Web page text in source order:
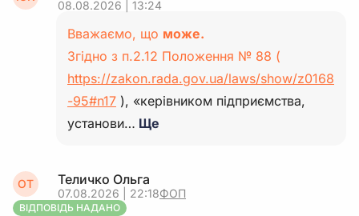
08.08.2026 | 13:24
Вважаємо, що може.
Згідно з п.2.12 Положення № 88 (
https://zakon.rada.gov.ua/laws/show/z0168
-95#n17 ), «керівником підприємства,
установи… Ще
ОТ Теличко Ольга
07.08.2026 | 22:18ФОП
ВІДПОВІДЬ НАДАНО